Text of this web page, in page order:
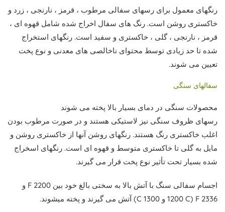
رنگهای معمول برای رسهای سفالی مرطوب ، قرمز ، نارنجی ، زرد و
خاکستری روشن است. رنگ های سفال اخراج شده شامل قهوه ای ،
قرمز ، نارنجی ، گلی ، خاکستری ​​و سفید است. رنگهای استخراج
شده تا حد زیادی توسط محتوای ناخالصی های معدنی و نوع پخت
تعیین می شوند.
سفالهای سنگی
محصولات سنگی در دمای بسیار بالا پخته می شوند
رسهای ظروف سنگی نیز لاستیکی هستند و در صورت مرطوب بودن
اغلب خاکستری رنگ هستند. رنگهای روشن آنها از خاکستری روشن و
مایل به گلی تا خاکستری متوسط ​​و قهوه ای است. رنگهای اسخراج
شده بسیار تحت تأثیر نوع پخت قرار می گیرند.
اجسام سفالی سنگ با آتش بالا به سختی بالغ خود بین 2200 F و
2336 F (1200 C و 1300 C) آتش می گیرند و پخته میشوند.